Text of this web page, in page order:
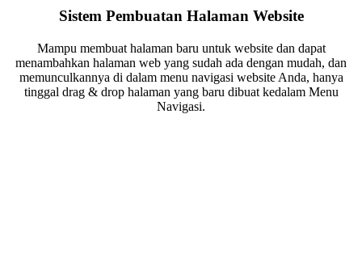
Sistem Pembuatan Halaman Website
Mampu membuat halaman baru untuk website dan dapat
menambahkan halaman web yang sudah ada dengan mudah, dan
memunculkannya di dalam menu navigasi website Anda, hanya
tinggal drag & drop halaman yang baru dibuat kedalam Menu
Navigasi.